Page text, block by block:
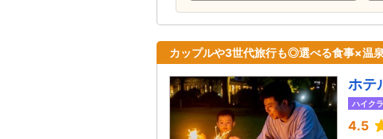
カップルや3世代旅行も◎選べる食事×温
ホテ
ハイク
4.5